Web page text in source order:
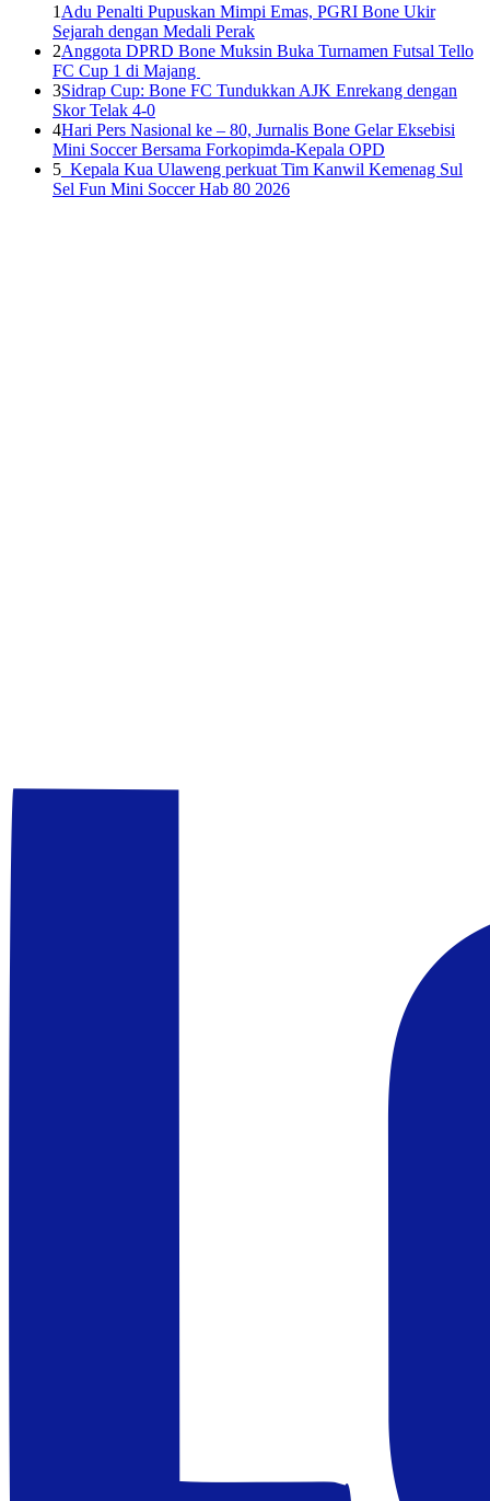
1 Adu Penalti Pupuskan Mimpi Emas, PGRI Bone Ukir
Sejarah dengan Medali Perak
2Anggota DPRD Bone Muksin Buka Turnamen Futsal Tello
FC Cup 1 di Majang
3Sidrap Cup: Bone FC Tundukkan AJK Enrekang dengan
Skor Telak 4-0
4Hari Pers Nasional ke – 80, Jurnalis Bone Gelar Eksebisi
Mini Soccer Bersama Forkopimda-Kepala OPD
5 Kepala Kua Ulaweng perkuat Tim Kanwil Kemenag Sul
Sel Fun Mini Soccer Hab 80 2026